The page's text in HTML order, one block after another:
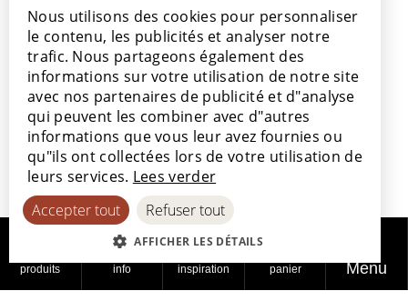
produits info inspiration panier Menu
Notre salle d’exposition
Nos points de vente
Avec le soutien de
© 2026 Politique de Politique en Déclaration
ENGLISH
FRENCH
SPANISH
Nous utilisons des cookies pour personnaliser
le contenu, les publicités et analyser notre
trafic. Nous partageons également des
informations sur votre utilisation de notre site
avec nos partenaires de publicité et d"analyse
qui peuvent les combiner avec d"autres
informations que vous leur avez fournies ou
qu"ils ont collectées lors de votre utilisation de
leurs services. Lees verder
Accepter tout
Refuser tout
AFFICHER LES DÉTAILS